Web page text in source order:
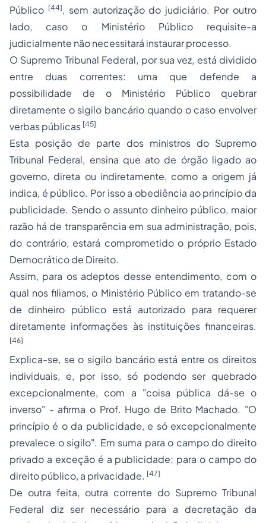
Público [44], sem autorização do judiciário. Por outro
lado, caso o Ministério Público requisite-a
judicialmente não necessitará instaurar processo.
O Supremo Tribunal Federal, por sua vez, está dividido
entre duas correntes: uma que defende a
possibilidade de o Ministério Público quebrar
diretamente o sigilo bancário quando o caso envolver
verbas públicas [45]
Esta posição de parte dos ministros do Supremo
Tribunal Federal, ensina que ato de órgão ligado ao
governo, direta ou indiretamente, como a origem já
indica, é público. Por isso a obediência ao princípio da
publicidade. Sendo o assunto dinheiro público, maior
razão há de transparência em sua administração, pois,
do contrário, estará comprometido o próprio Estado
Democrático de Direito.
Assim, para os adeptos desse entendimento, com o
qual nos filiamos, o Ministério Público em tratando-se
de dinheiro público está autorizado para requerer
diretamente informações às instituições financeiras.
[46]
Explica-se, se o sigilo bancário está entre os direitos
individuais, e, por isso, só podendo ser quebrado
excepcionalmente, com a "coisa pública dá-se o
inverso" - afirma o Prof. Hugo de Brito Machado. "O
princípio é o da publicidade, e só excepcionalmente
prevalece o sigilo". Em suma para o campo do direito
privado a exceção é a publicidade; para o campo do
direito público, a privacidade. [47]
De outra feita, outra corrente do Supremo Tribunal
Federal diz ser necessário para a decretação da